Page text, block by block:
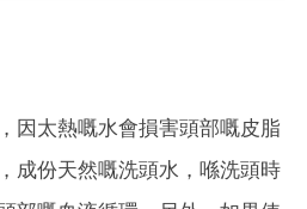
因太熱嘅水會損害頭部嘅皮脂
成份天然嘅洗頭水，喺洗頭時